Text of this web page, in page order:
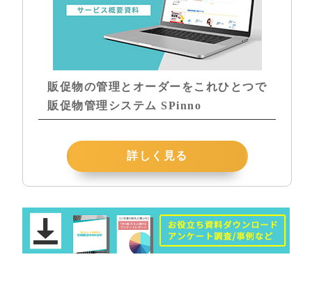
販促物の管理とオーダーをこれひとつで
販促物管理システム SPinno
詳しく見る